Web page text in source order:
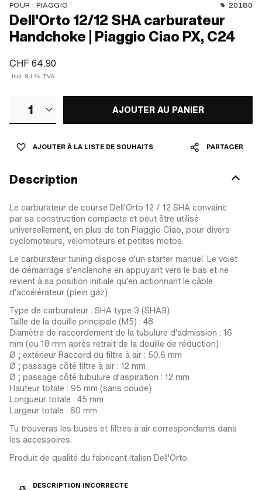
POUR : PIAGGIO 20180
Dell'Orto 12/12 SHA carburateur
Handchoke | Piaggio Ciao PX, C24
CHF 64.90
Incl. 8,1 % TVA
1 AJOUTER AU PANIER
AJOUTER À LA LISTE DE SOUHAITS PARTAGER
Description
Le carburateur de course Dell'Orto 12 / 12 SHA convainc
par sa construction compacte et peut être utilisé
universellement, en plus de ton Piaggio Ciao, pour divers
cyclomoteurs, vélomoteurs et petites motos.
Le carburateur tuning dispose d'un starter manuel. Le volet
de démarrage s'enclenche en appuyant vers le bas et ne
revient à sa position initiale qu'en actionnant le câble
d'accélérateur (plein gaz).
Type de carburateur : SHA type 3 (SHA3)
Taille de la douille principale (M5) : 48
Diamètre de raccordement de la tubulure d'admission : 16
mm (ou 18 mm après retrait de la douille de réduction)
Ø ; extérieur Raccord du filtre à air : 50.6 mm
Ø ; passage côté filtre à air : 12 mm
Ø ; passage côté tubulure d'aspiration : 12 mm
Hauteur totale : 95 mm (sans coude)
Longueur totale : 45 mm
Largeur totale : 60 mm
Tu trouveras les buses et filtres à air correspondants dans
les accessoires.
Produit de qualité du fabricant italien Dell'Orto.
DESCRIPTION INCORRECTE